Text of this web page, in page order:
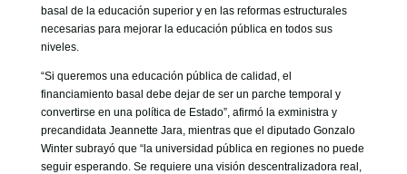
basal de la educación superior y en las reformas estructurales
necesarias para mejorar la educación pública en todos sus
niveles.
“Si queremos una educación pública de calidad, el
financiamiento basal debe dejar de ser un parche temporal y
convertirse en una política de Estado”, afirmó la exministra y
precandidata Jeannette Jara, mientras que el diputado Gonzalo
Winter subrayó que “la universidad pública en regiones no puede
seguir esperando. Se requiere una visión descentralizadora real,